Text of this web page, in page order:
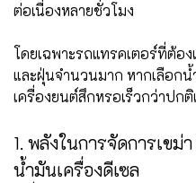
ต่อเนื่องหลายชั่วโมง
โดยเฉพาะรถแทรคเตอร์ที่ต้อ
และฝุ่นจำนวนมาก หากเลือกน้
เครื่องยนต์สึกหรอเร็วกว่าปก
1. พลังในการจัดการเขม่
น้ำมันเครื่องดีเซล